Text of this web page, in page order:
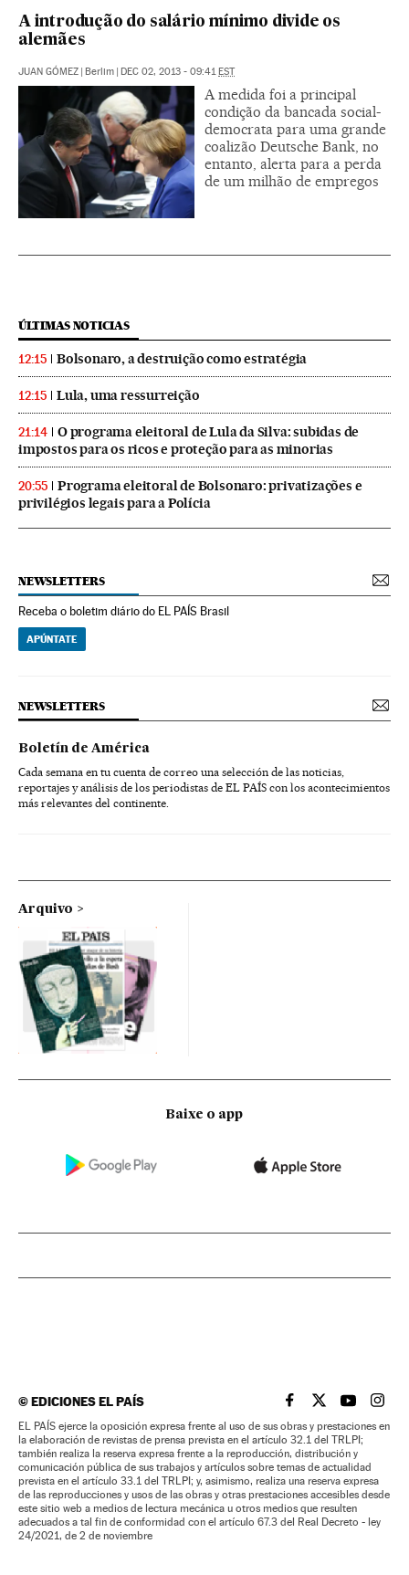
A introdução do salário mínimo divide os
alemães
JUAN GÓMEZ | Berlim | DEC 02, 2013 - 09:41EST
A medida foi a principal
condição da bancada social-
democrata para uma grande
coalizão Deutsche Bank, no
entanto, alerta para a perda
de um milhão de empregos
ÚLTIMAS NOTICIAS
12:15 Bolsonaro, a destruição como estratégia
12:15 Lula, uma ressurreição
21:14
O programa eleitoral de Lula da Silva: subidas de
impostos para os ricos e proteção para as minorias
20:55
Programa eleitoral de Bolsonaro: privatizações e
privilégios legais para a Polícia
NEWSLETTERS
Receba o boletim diário do EL PAÍS Brasil
APÚNTATE
NEWSLETTERS
Boletín de América
Cada semana en tu cuenta de correo una selección de las noticias,
reportajes y análisis de los periodistas de EL PAÍS con los acontecimientos
más relevantes del continente.
Arquivo
Baixe o app
©EDICIONES EL PAÍS EL PAÍS BRASIL EN
EL PAÍSEL PAÍS
EL
EL PAÍS ejerce la oposición expresa frente al uso de sus obras y prestaciones en
la elaboración de revistas de prensa prevista en el artículo 32.1 del TRLPI;
también realiza la reserva expresa frente a la reproducción, distribución y
comunicación pública de sus trabajos y artículos sobre temas de actualidad
prevista en el artículo 33.1 del TRLPI; y, asimismo, realiza una reserva expresa
de las reproducciones y usos de las obras y otras prestaciones accesibles desde
este sitio web a medios de lectura mecánica u otros medios que resulten
adecuados a tal fin de conformidad con el artículo 67.3 del Real Decreto - ley
24/2021, de 2 de noviembre